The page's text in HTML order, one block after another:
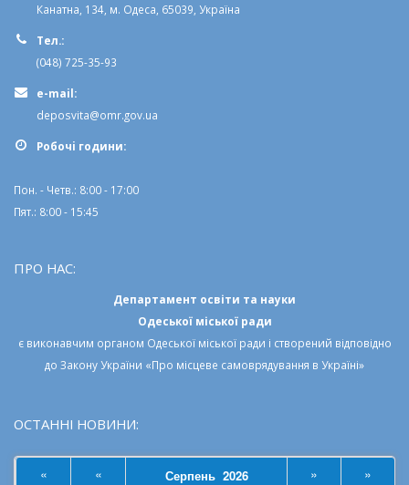
Канатна, 134, м. Одеса, 65039, Україна
Тел.:
(048) 725-35-93
e-mail:
deposvita@omr.gov.ua
Робочi години:
Пон. - Четв.: 8:00 - 17:00
Пят.: 8:00 - 15:45
ПРО НАС:
Департамент освіти та науки
Одеської міської ради
є виконавчим органом Одеської міської ради і створений відповідно
до Закону України «Про місцеве самоврядування в Україні»
ОСТАННІ НОВИНИ:
« « Серпень 2026 » »